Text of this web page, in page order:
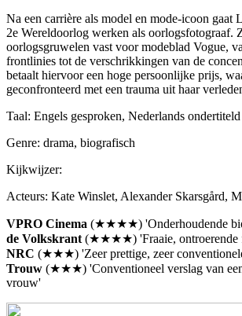
Na een carrière als model en mode-icoon gaat
2e Wereldoorlog werken als oorlogsfotograaf.
oorlogsgruwelen vast voor modeblad Vogue,
frontlinies tot de verschrikkingen van de
betaalt hiervoor een hoge persoonlijke prijs,
geconfronteerd met een trauma uit haar
Taal: Engels gesproken, Nederlands ondertiteld
Genre: drama, biografisch
Kijkwijzer:
Acteurs: Kate Winslet, Alexander Skarsgård,
VPRO Cinema (★★★★) 'Onderhoudende
de Volkskrant (★★★★) 'Fraaie, ontroerende
NRC (★★★) 'Zeer prettige, zeer
Trouw (★★★) 'Conventioneel verslag van
vrouw'